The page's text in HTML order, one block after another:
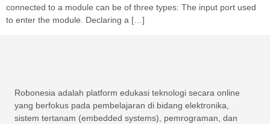
connected to a module can be of three types: The input port used
to enter the module. Declaring a […]
Robonesia adalah platform edukasi teknologi secara online
yang berfokus pada pembelajaran di bidang elektronika,
sistem tertanam (embedded systems), pemrograman, dan